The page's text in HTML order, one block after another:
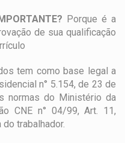
Porque é a
de sua qualificação
tem como base legal a
n° 5.154, de 23 de
normas do Ministério da
CNE n° 04/99, Art. 11,
trabalhador.